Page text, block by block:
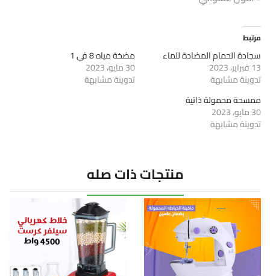
مرتبط
سجادة الحمام المضادة للماء
13 فبراير، 2023
تدوينة مشابهة
مضخة مياه 8 في 1
30 مايو، 2023
تدوينة مشابهة
ممسحة محمولة ذاتية
30 مايو، 2023
تدوينة مشابهة
منتجات ذات صله